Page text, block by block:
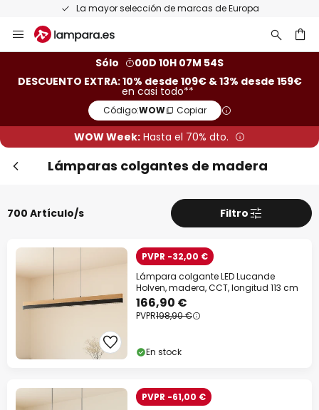
Devoluciones gratis en un plazo de 50 días
al
Sólo
00D 10H 07M 52S
DESCUENTO EXTRA: 10% desde 109€ & 13% desde 159€
en casi todo**
Código:WOW Copiar
WOW Week: Hasta el 70% dto.
Lámparas colgantes de madera
700 Artículo/s Filtro
PVPR -32,00 €
Lámpara colgante LED Lucande
Holven, madera, CCT, longitud 113 cm
166,90 €
PVPR198,90 €
En stock
PVPR -61,00 €